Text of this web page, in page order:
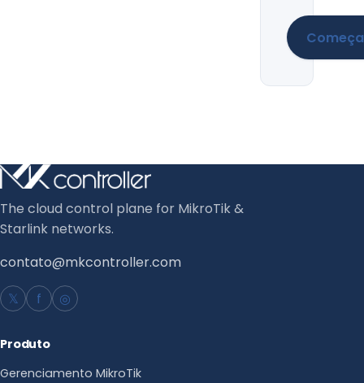
The cloud control plane for MikroTik &
Starlink networks.
contato@mkcontroller.com
𝕏
f ◎
Produto
Gerenciamento MikroTik